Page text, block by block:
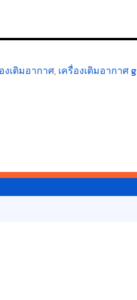
งเติมอากาศ, เครื่องเติมอากาศ